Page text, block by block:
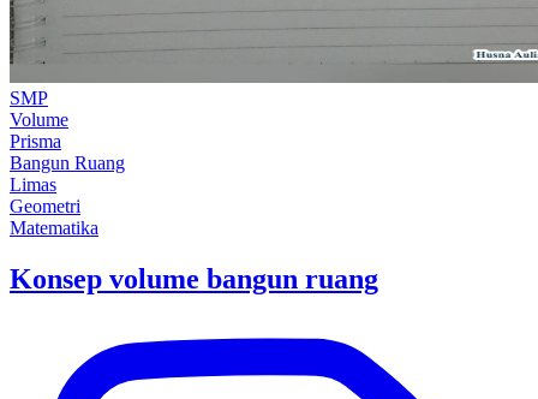
SMP
Volume
Prisma
Bangun Ruang
Limas
Geometri
Matematika
Konsep volume bangun ruang